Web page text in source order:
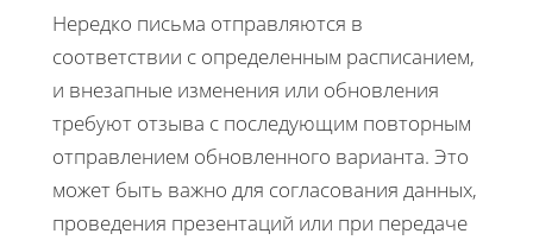
Нередко письма отправляются в
соответствии с определенным расписанием,
и внезапные изменения или обновления
требуют отзыва с последующим повторным
отправлением обновленного варианта. Это
может быть важно для согласования данных,
проведения презентаций или при передаче